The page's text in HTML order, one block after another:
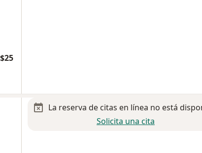
$25
La reserva de citas en línea no está
Solicita una cita